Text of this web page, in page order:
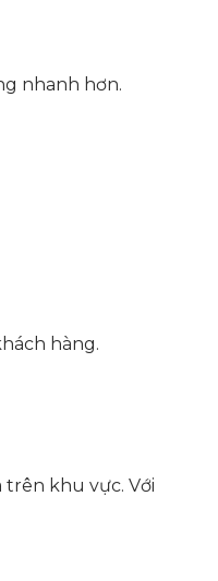
nhanh hơn.
hàng.
trên khu vực. Với